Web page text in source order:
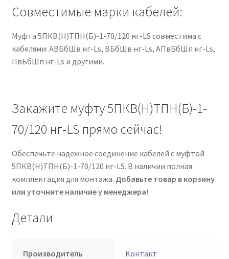
Совместимые марки кабелей:
Муфта 5ПКВ(Н)ТПН(Б)-1-70/120 нг-LS совместима с
кабелями: АВБбШв нг-Ls, ВБбШв нг-Ls, АПвБбШп нг-Ls,
ПвБбШп нг-Ls и другими.
Закажите муфту 5ПКВ(Н)ТПН(Б)-1-
70/120 нг-LS прямо сейчас!
Обеспечьте надежное соединение кабелей с муфтой
5ПКВ(Н)ТПН(Б)-1-70/120 нг-LS. В наличии полная
комплектация для монтажа. Добавьте товар в корзину
или уточните наличие у менеджера!
Детали
Производитель Контакт